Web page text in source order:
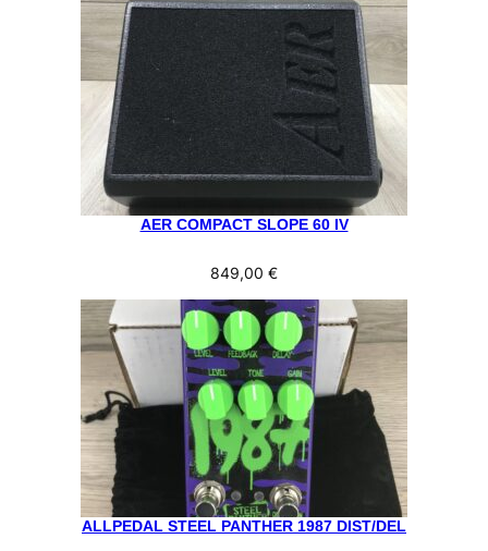
AER COMPACT SLOPE 60 IV
849,00 €
ALLPEDAL STEEL PANTHER 1987 DIST/DEL